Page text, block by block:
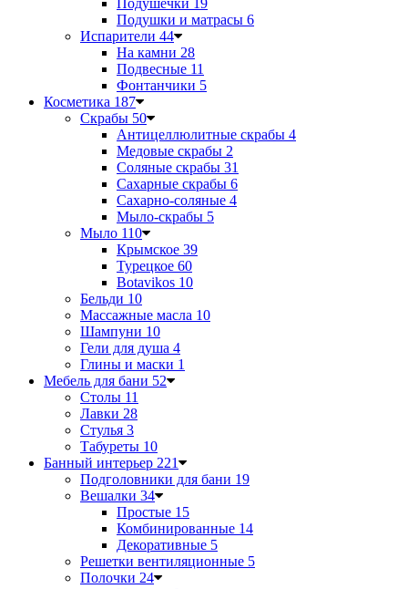
Подушечки 19
Подушки и матрасы 6
Испарители 44
На камни 28
Подвесные 11
Фонтанчики 5
Косметика 187
Скрабы 50
Антицеллюлитные скрабы 4
Медовые скрабы 2
Соляные скрабы 31
Сахарные скрабы 6
Сахарно-соляные 4
Мыло-скрабы 5
Мыло 110
Крымское 39
Турецкое 60
Botavikos 10
Бельди 10
Массажные масла 10
Шампуни 10
Гели для душа 4
Глины и маски 1
Мебель для бани 52
Столы 11
Лавки 28
Стулья 3
Табуреты 10
Банный интерьер 221
Подголовники для бани 19
Вешалки 34
Простые 15
Комбинированные 14
Декоративные 5
Решетки вентиляционные 5
Полочки 24